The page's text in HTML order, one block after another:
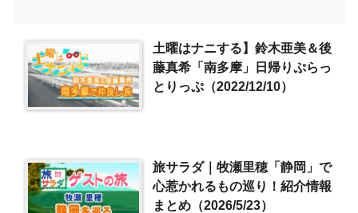
土曜はナニする】鈴木亜美＆後
藤真希「南多摩」日帰りぷらっ
とりっぷ（2022/12/10）
旅サラダ｜牧瀬里穂「静岡」で
心惹かれるもの巡り！紹介情報
まとめ（2026/5/23）